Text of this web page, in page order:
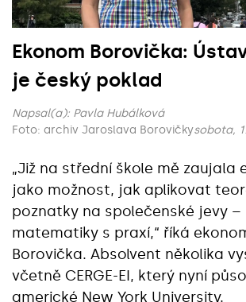
Ekonom Borovička: Ústav
je český poklad
Napsal(a): Pavla Hubálková
Foto: archiv Jaroslava Borovičkysobota,
„Již na střední škole mě zaujala
jako možnost, jak aplikovat
poznatky na společenské jevy
matematiky s praxí,“‎ říká
Borovička. Absolvent několika
včetně CERGE-EI, který nyní
americké New York University.